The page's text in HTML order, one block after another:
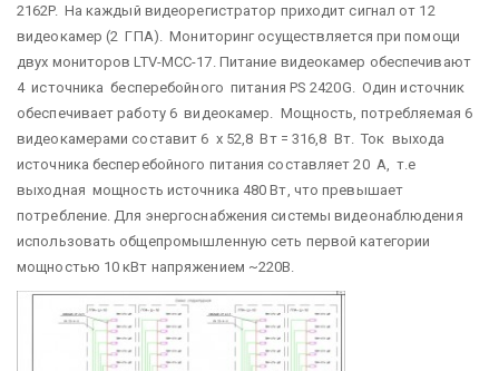
2162P. На каждый видеорегистратор приходит сигнал от 12
видеокамер (2 ГПА). Мониторинг осуществляется при помощи
двух мониторов LTV-MCC-17. Питание видеокамер обеспечивают
4 источника бесперебойного питания PS 2420G. Один источник
обеспечивает работу 6 видеокамер. Мощность, потребляемая 6
видеокамерами составит 6 х 52,8 Вт = 316,8 Вт. Ток выхода
источника бесперебойного питания составляет 20 А, т.е
выходная мощность источника 480 Вт, что превышает
потребление. Для энергоснабжения системы видеонаблюдения
использовать общепромышленную сеть первой категории
мощностью 10 кВт напряжением ~220В.